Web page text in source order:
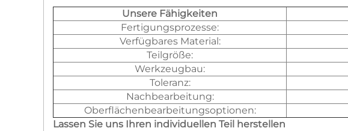
Unsere Fähigkeiten
Fertigungsprozesse:
Verfügbares Material:
Teilgröße:
Werkzeugbau:
Toleranz:
Nachbearbeitung:
Oberflächenbearbeitungsoptionen:
Lassen Sie uns Ihren individuellen Teil herstellen